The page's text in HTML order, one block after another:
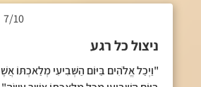
7/10
ניצול כל רגע
"וַיְכַל אֱלֹהִים בַּיּוֹם הַשְּׁבִיעִי מְלַאכְתּוֹ